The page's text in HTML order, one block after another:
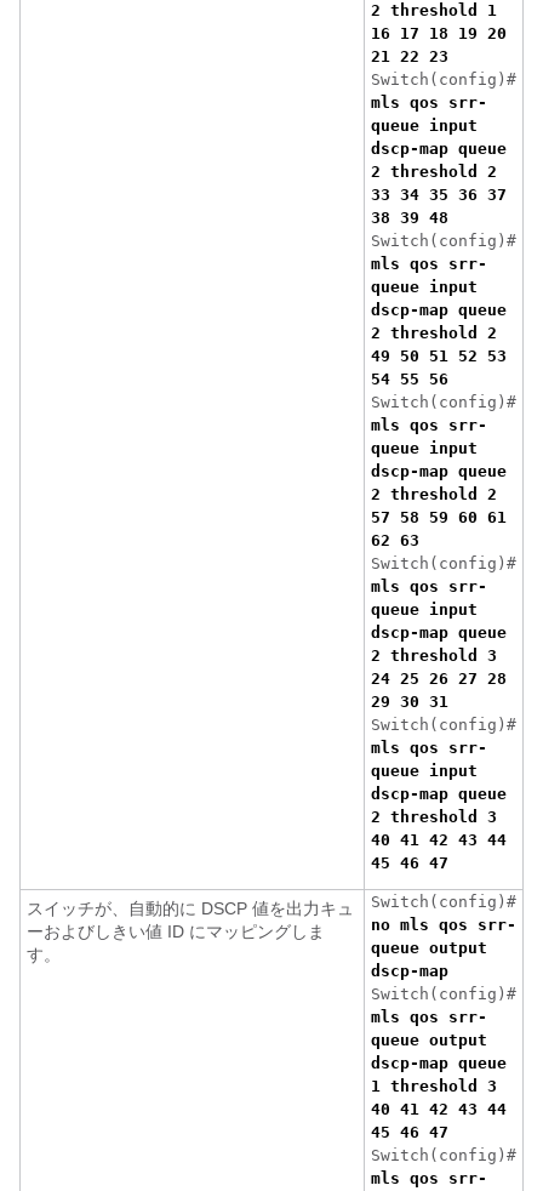
2 threshold 1
16 17 18 19 20
21 22 23
Switch(config)#
mls qos srr-
queue input
dscp-map queue
2 threshold 2
33 34 35 36 37
38 39 48
Switch(config)#
mls qos srr-
queue input
dscp-map queue
2 threshold 2
49 50 51 52 53
54 55 56
Switch(config)#
mls qos srr-
queue input
dscp-map queue
2 threshold 2
57 58 59 60 61
62 63
Switch(config)#
mls qos srr-
queue input
dscp-map queue
2 threshold 3
24 25 26 27 28
29 30 31
Switch(config)#
mls qos srr-
queue input
dscp-map queue
2 threshold 3
40 41 42 43 44
45 46 47
スイッチが、自動的に DSCP 値を出力キュ
ーおよびしきい値 ID にマッピングしま
す。
Switch(config)#
no mls qos srr-
queue output
dscp-map
Switch(config)#
mls qos srr-
queue output
dscp-map queue
1 threshold 3
40 41 42 43 44
45 46 47
Switch(config)#
mls qos srr-